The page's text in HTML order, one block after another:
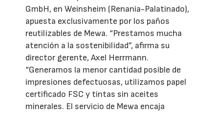
GmbH, en Weinsheim (Renania-Palatinado),
apuesta exclusivamente por los paños
reutilizables de Mewa. “Prestamos mucha
atención a la sostenibilidad”, afirma su
director gerente, Axel Herrmann.
“Generamos la menor cantidad posible de
impresiones defectuosas, utilizamos papel
certificado FSC y tintas sin aceites
minerales. El servicio de Mewa encaja